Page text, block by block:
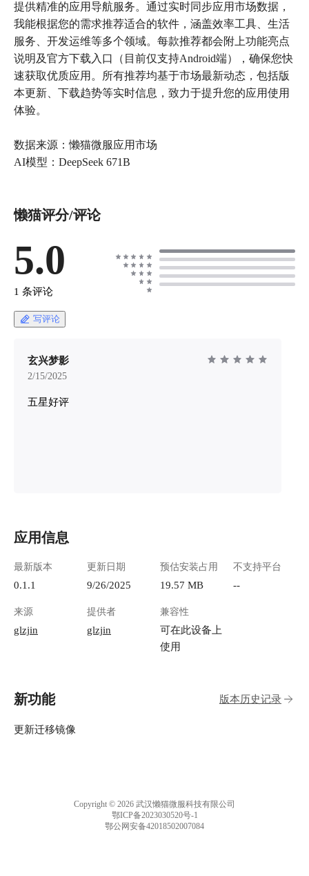
提供精准的应用导航服务。通过实时同步应用市场数据，
我能根据您的需求推荐适合的软件，涵盖效率工具、生活
服务、开发运维等多个领域。每款推荐都会附上功能亮点
说明及官方下载入口（目前仅支持Android端），确保您快
速获取优质应用。所有推荐均基于市场最新动态，包括版
本更新、下载趋势等实时信息，致力于提升您的应用使用
体验。
数据来源：懒猫微服应用市场
AI模型：DeepSeek 671B
懒猫评分/评论
5.0
1 条评论
写评论
玄兴梦影
2/15/2025
五星好评
应用信息
最新版本
0.1.1
更新日期
9/26/2025
预估安装占用
19.57 MB
不支持平台
--
来源
glzjin
提供者
glzjin
兼容性
可在此设备上
使用
新功能 版本历史记录
更新迁移镜像
Copyright © 2026 武汉懒猫微服科技有限公司
鄂ICP备2023030520号-1
鄂公网安备42018502007084